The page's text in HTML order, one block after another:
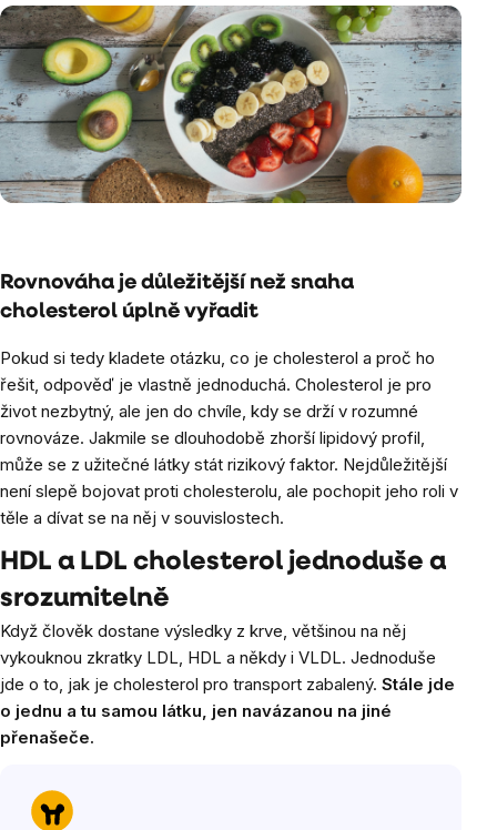
Rovnováha je důležitější než snaha
cholesterol úplně vyřadit
Pokud si tedy kladete otázku, co je cholesterol a proč ho
řešit, odpověď je vlastně jednoduchá. Cholesterol je pro
život nezbytný, ale jen do chvíle, kdy se drží v rozumné
rovnováze. Jakmile se dlouhodobě zhorší lipidový profil,
může se z užitečné látky stát rizikový faktor. Nejdůležitější
není slepě bojovat proti cholesterolu, ale pochopit jeho roli v
těle a dívat se na něj v souvislostech.
HDL a LDL cholesterol jednoduše a
srozumitelně
Když člověk dostane výsledky z krve, většinou na něj
vykouknou zkratky LDL, HDL a někdy i VLDL. Jednoduše
jde o to, jak je cholesterol pro transport zabalený. Stále jde
o jednu a tu samou látku, jen navázanou na jiné
přenašeče.